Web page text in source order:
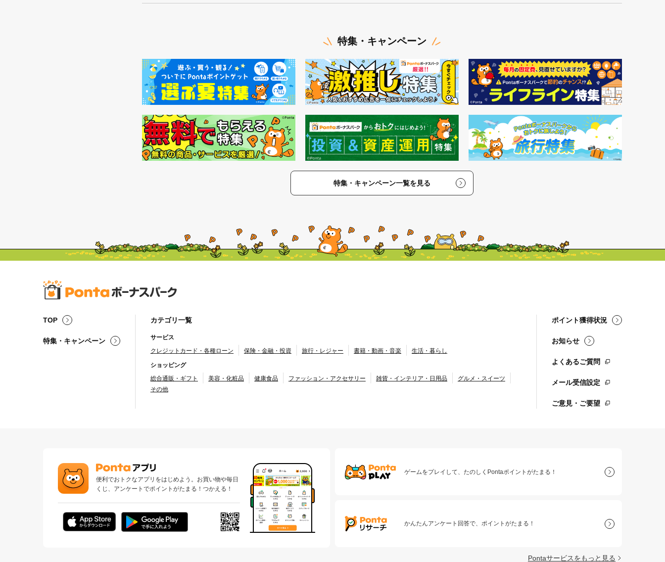
特集・キャンペーン
特集・キャンペーン一覧を見る
TOP
特集・キャンペーン
カテゴリ一覧
サービス
クレジットカード・各種ローン
保険・金融・投資 旅行・レジャー 書籍・動画・音楽 生活・暮らし
ショッピング
総合通販・ギフト
美容・化粧品 健康食品 ファッション・アクセサリー 雑貨・インテリア・日用品
グルメ・スイーツ
その他
ポイント獲得状況
お知らせ
よくあるご質問
メール受信設定
ご意見・ご要望
便利でおトクなアプリをはじめよう。お買い物や毎日
くじ、アンケートでポイントがたまる！つかえる！
ゲームをプレイして、たのしくPontaポイントがたまる！
かんたんアンケート回答で、ポイントがたまる！
Pontaサービスをもっと見る